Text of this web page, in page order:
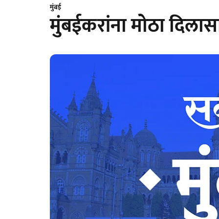
मुंबई
मुंबईकरांना मोठा